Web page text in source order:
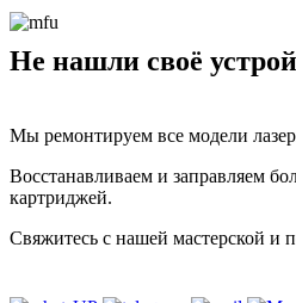
Не нашли своё
Мы ремонтируем все модели
Восстанавливаем и заправляем
картриджей.
Свяжитесь с нашей мастерской и